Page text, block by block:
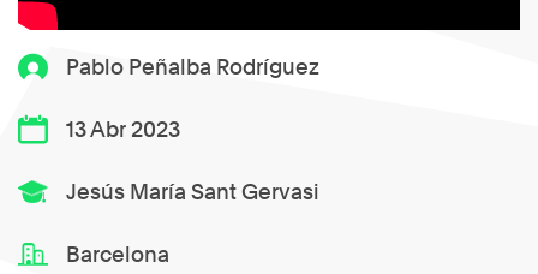
Pablo Peñalba Rodríguez
13 Abr 2023
Jesús María Sant Gervasi
Barcelona